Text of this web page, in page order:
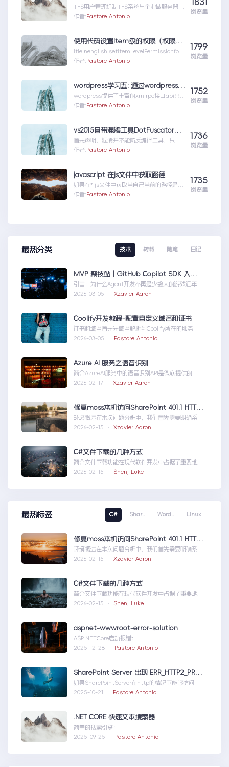
TFS用户管理机制TFS系统与企业域服务器用
户系统（或本地计算机用户系统）高度集成在
作者:Pastore Antonio
1831
浏览量
itleinenglish:setItemLevelPermissionforS
har...使用代码设置Item级的权限（权限总结
作者:Pastore Antonio
1799
浏览量
wordpress学习五: 通过wordpress_xmlrpc的python包远程操作wordpress
wordpress提供了丰富的xmlrpc接口api来供
我们远程操控wp的内容。伟大的开源社区有
wordpress
作者:Pastore Antonio
1752
浏览量
首先声明，混淆并不能防反编译工具，只能
增加反编译出来的代码阅读难度（把方法和
作者:Pastore Antonio
1736
浏览量
javascript 在js文件中获取路径
如果在*.js文件中获取当自己当前的路径是很
重要的。举个例子，如果一个css文件中引用
作者:Pastore Antonio
1735
浏览量
最热分类 技术 转载 随笔 日记
引言：为什么Agent开发不再是少数人的游戏近年
来，随着人工智能技术的快速发展，AIAgen...MVP
2026-03-05 · Xzavier Aaron
Coolify开发教程-配置自定义域名和证书
证书和域名首先先域名解析到Coolify所在的服务
器，然后获取你的证书NGINX版本的，这里就不
2026-03-05 · Pastore Antonio
Azure AI 服务之语音识别
简介AzureAI服务中的语音识别API是微软提供的一
项先进技术，旨在帮助开发者轻松实现语...AzureAI
2026-02-17 · Xzavier Aaron
修复moss本机访问SharePoint 401.1 HTTP错误
环境概述在本次问题分析中，我们首先需要明确系统
的运行环境。了解环境配置不仅能帮助我们定位问
2026-02-15 · Xzavier Aaron
C#文件下载的几种方式
简介文件下载功能在现代软件开发中占据了重要地
位，无论是为用户提供资源、分发文档，还是实现数
2026-02-15 · Shen, Luke
最热标签 C# Shar.. Word.. Linux
修复moss本机访问SharePoint 401.1 HTTP错误
环境概述在本次问题分析中，我们首先需要明确系统
的运行环境。了解环境配置不仅能帮助我们定位问
2026-02-15 · Xzavier Aaron
C#文件下载的几种方式
简介文件下载功能在现代软件开发中占据了重要地
位，无论是为用户提供资源、分发文档，还是实现数
2026-02-15 · Shen, Luke
aspnet-wwwroot-error-solution
ASP.NETCore启动报错：
DirectoryNotFoundExceptionwwwroo...aspnet-
2025-12-28 · Pastore Antonio
如果SharePointServer在http的情况下能够访问，
但是在https下不能访问报错如...SharePointServer
2025-10-21 · Pastore Antonio
.NET CORE 快速文本搜索器
简单的搜索引擎：
usingSystem;usingSystem.Collections.Gen....N
2025-09-25 · Pastore Antonio